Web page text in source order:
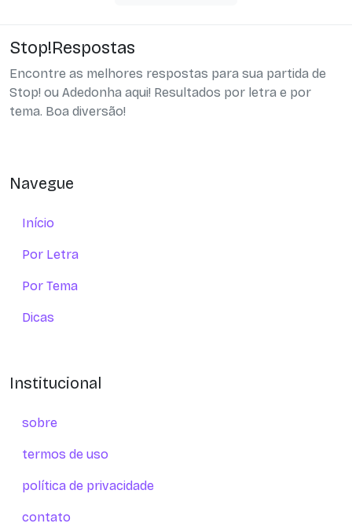
Stop!Respostas
Encontre as melhores respostas para sua partida de
Stop! ou Adedonha aqui! Resultados por letra e por
tema. Boa diversão!
Navegue
Início
Por Letra
Por Tema
Dicas
Institucional
sobre
termos de uso
política de privacidade
contato